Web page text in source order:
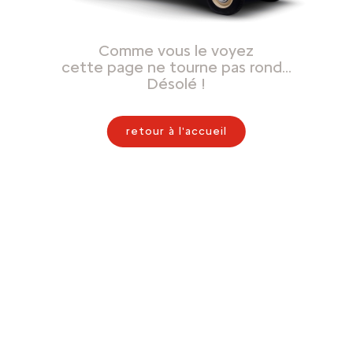
Comme vous le voyez
cette page ne tourne pas rond…
Désolé !
retour à l'accueil